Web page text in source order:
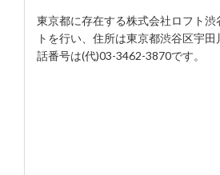
東京都に存在する株式会社ロフト渋
トを行い、住所は東京都渋谷区宇
話番号は(代)03-3462-3870です。